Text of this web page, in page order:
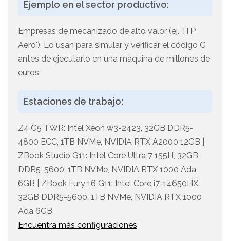
Ejemplo en el sector productivo:
Empresas de mecanizado de alto valor (ej. 'ITP
Aero'). Lo usan para simular y verificar el código G
antes de ejecutarlo en una máquina de millones de
euros.
Estaciones de trabajo:
Z4 G5 TWR: Intel Xeon w3-2423, 32GB DDR5-
4800 ECC, 1TB NVMe, NVIDIA RTX A2000 12GB |
ZBook Studio G11: Intel Core Ultra 7 155H, 32GB
DDR5-5600, 1TB NVMe, NVIDIA RTX 1000 Ada
6GB | ZBook Fury 16 G11: Intel Core i7-14650HX,
32GB DDR5-5600, 1TB NVMe, NVIDIA RTX 1000
Ada 6GB
Encuentra más configuraciones